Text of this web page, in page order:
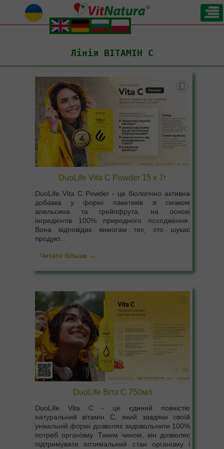
.
.
.
Лінія ВІТАМІН C
DuoLife Vita C Powder 15 x 7г
DuoLife Vita C Powder - це біологічно активна
добавка у формі пакетиків зі смаком
апельсина та грейпфрута, на основі
інгредієнтів 100% природного походження.
Вона відповідає вимогам тих, хто шукає
продукт...
Читати більше →
DuoLife Віта C 750мл
DuoLife Vita C - це єдиний повністю
натуральний вітамін С, який завдяки своїй
унікальній формі дозволяє задовольнити 100%
потреб організму. Таким чином, він дозволяє
підтримувати оптимальний стан організму і